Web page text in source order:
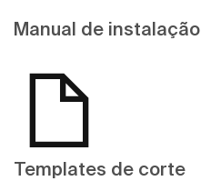
Manual de instalação
Templates de corte